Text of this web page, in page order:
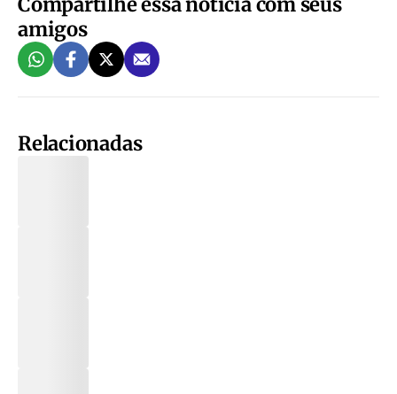
amigos
Relacionadas